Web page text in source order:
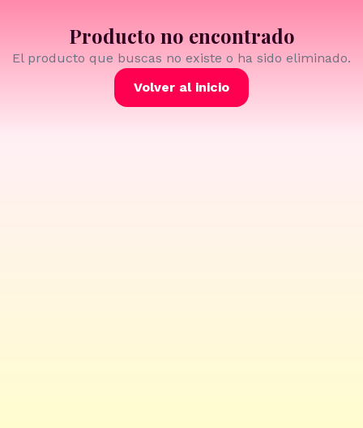
Producto no encontrado
El producto que buscas no existe o ha sido eliminado.
Volver al inicio